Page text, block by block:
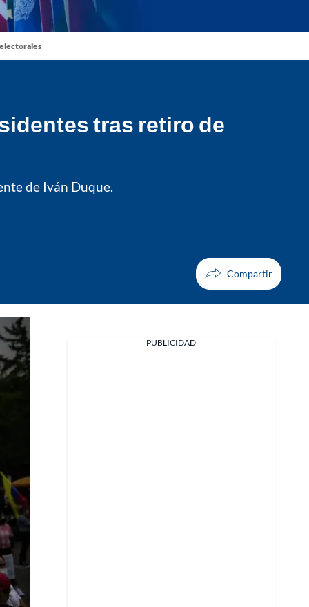
tras retiro de
de Iván Duque.
PUBLICIDAD